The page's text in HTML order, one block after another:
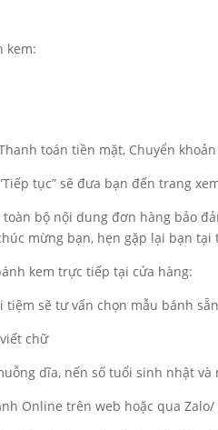
kem:
toán tiền mặt, Chuyển khoản
tục” sẽ đưa bạn đến trang
toàn bộ nội dung đơn hàng bảo
mừng bạn, hẹn gặp lại bạn
kem trực tiếp tại cửa hàng:
tiệm sẽ tư vấn chọn mẫu bánh
chữ
dĩa, nến số tuổi sinh nhật
Online trên web hoặc qua Zalo/